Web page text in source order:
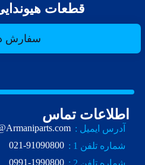
قطعات
سفارش
اطلاعات تماس
آدرس ایمیل :
شماره تلفن 1 :
021-91090800
شماره تلفن 2 :
0991-1990800